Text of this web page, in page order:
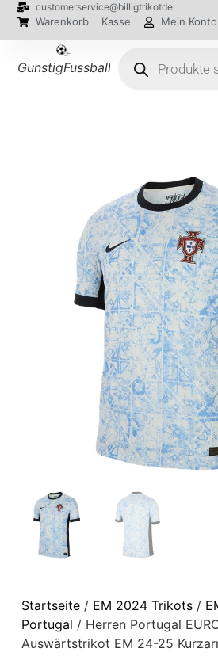
customerservice@billigtrikotde
Warenkorb Kasse Mein Konto
GunstigFussballTrikot
Startseite/ EM 2024 Trikots/
Portugal / Herren Portugal
Auswärtstrikot EM 24-25